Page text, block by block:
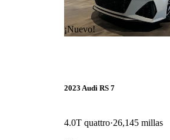
¡Nuevo!
2023 Audi RS 7
4.0T quattro 26,145 millas